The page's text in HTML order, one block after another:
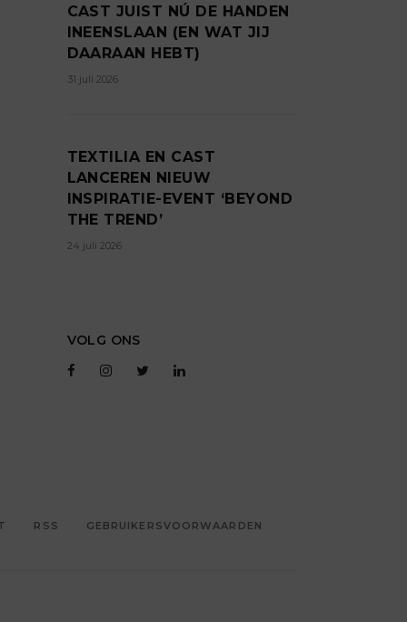
CAST JUIST NÚ DE HANDEN
INEENSLAAN (EN WAT JIJ
DAARAAN HEBT)
31 juli 2026
TEXTILIA EN CAST
LANCEREN NIEUW
INSPIRATIE-EVENT ‘BEYOND
THE TREND’
24 juli 2026
VOLG ONS
RSS
GEBRUIKERSVOORWAARDEN